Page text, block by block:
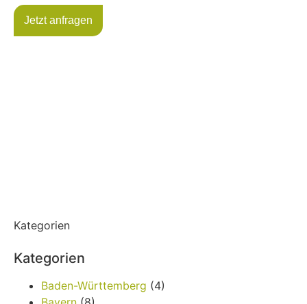
Jetzt anfragen
Kategorien
Kategorien
Baden-Württemberg (4)